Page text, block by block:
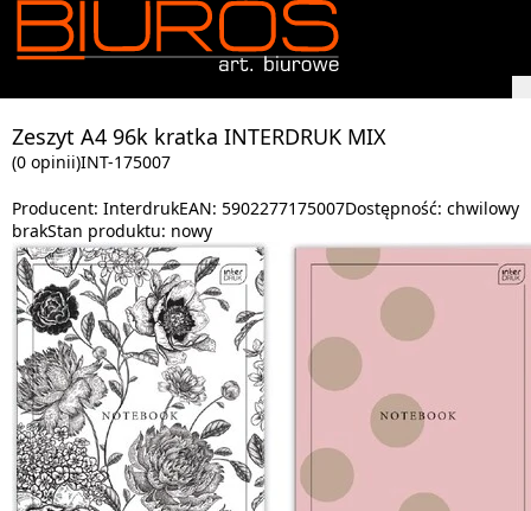
Zeszyt A4 96k kratka INTERDRUK MIX
(0 opinii)INT-175007
Producent: InterdrukEAN: 5902277175007Dostępność: chwilowy
brakStan produktu: nowy